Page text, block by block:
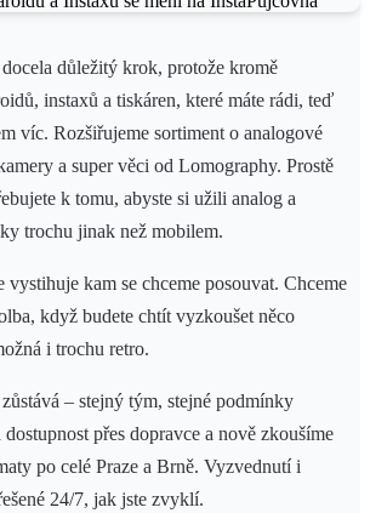
důležitý krok, protože kromě
instaxů a tiskáren, které máte rádi, teď
víc. Rozšiřujeme sortiment o analogové
a super věci od Lomography. Prostě
k tomu, abyste si užili analog a
trochu jinak než mobilem.
vystihuje kam se chceme posouvat. Chceme
když budete chtít vyzkoušet něco
i trochu retro.
– stejný tým, stejné podmínky
dostupnost přes dopravce a nově zkoušíme
po celé Praze a Brně. Vyzvednutí i
24/7, jak jste zvyklí.